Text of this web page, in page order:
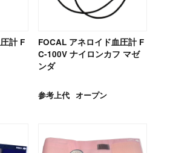
計 F
FOCAL アネロイド血圧計 F
C-100V ナイロンカフ マゼ
ンダ
参考上代 オープン